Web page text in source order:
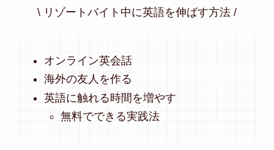
\ リゾートバイト中に英語を伸ばす方法 /
オンライン英会話
海外の友人を作る
英語に触れる時間を増やす
無料でできる実践法